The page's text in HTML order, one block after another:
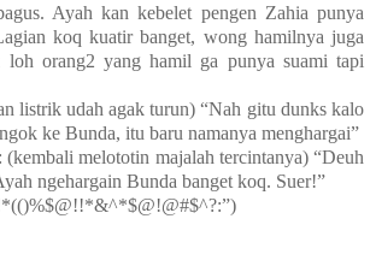
Ayah kan kebelet pengen Zahia punya
koq kuatir banget, wong hamilnya juga
loh orang2 yang hamil ga punya suami tapi
listrik udah agak turun) “Nah gitu dunks kalo
ke Bunda, itu baru namanya menghargai”
(kembali melototin majalah tercintanya) “Deuh
ngehargain Bunda banget koq. Suer!”